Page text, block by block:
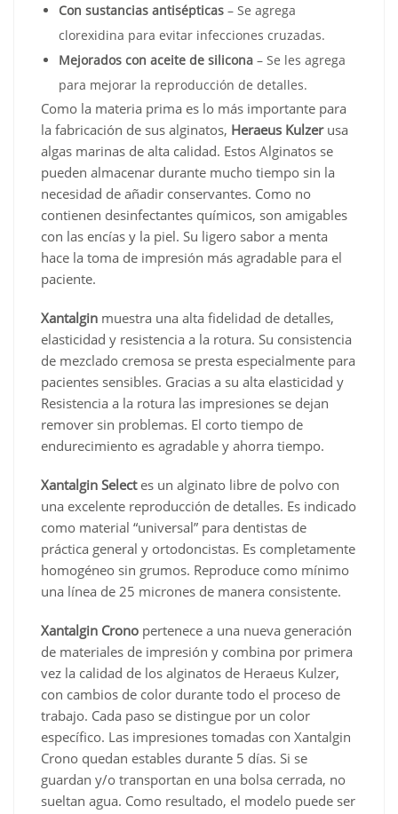
Con sustancias antisépticas – Se agrega
clorexidina para evitar infecciones cruzadas.
Mejorados con aceite de silicona – Se les agrega
para mejorar la reproducción de detalles.
Como la materia prima es lo más importante para
la fabricación de sus alginatos, Heraeus Kulzerusa
algas marinas de alta calidad. Estos Alginatos se
pueden almacenar durante mucho tiempo sin la
necesidad de añadir conservantes. Como no
contienen desinfectantes químicos, son amigables
con las encías y la piel. Su ligero sabor a menta
hace la toma de impresión más agradable para el
paciente.
Xantalgin muestra una alta fidelidad de detalles,
elasticidad y resistencia a la rotura. Su consistencia
de mezclado cremosa se presta especialmente para
pacientes sensibles. Gracias a su alta elasticidad y
Resistencia a la rotura las impresiones se dejan
remover sin problemas. El corto tiempo de
endurecimiento es agradable y ahorra tiempo.
Xantalgin Selectes un alginato libre de polvo con
una excelente reproducción de detalles. Es indicado
como material “universal” para dentistas de
práctica general y ortodoncistas. Es completamente
homogéneo sin grumos. Reproduce como mínimo
una línea de 25 micrones de manera consistente.
Xantalgin Crono pertenece a una nueva generación
de materiales de impresión y combina por primera
vez la calidad de los alginatos de Heraeus Kulzer,
con cambios de color durante todo el proceso de
trabajo. Cada paso se distingue por un color
específico. Las impresiones tomadas con Xantalgin
Crono quedan estables durante 5 días. Si se
guardan y/o transportan en una bolsa cerrada, no
sueltan agua. Como resultado, el modelo puede ser